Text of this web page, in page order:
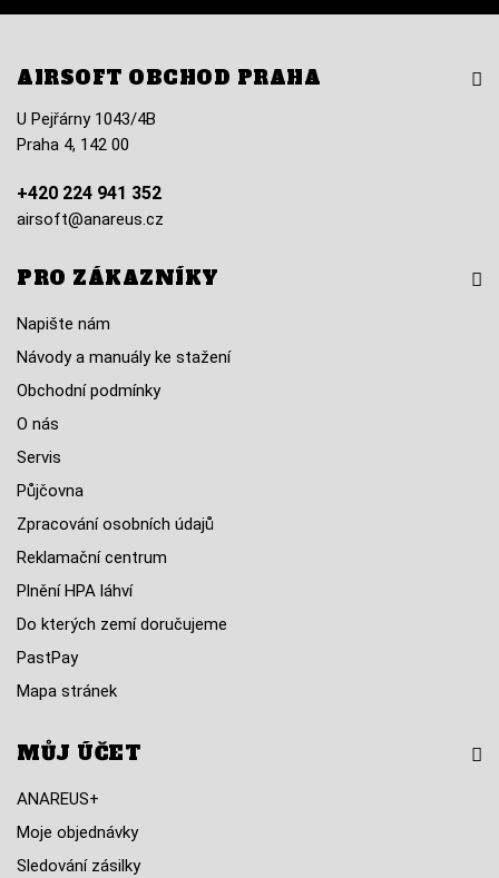
AIRSOFT OBCHOD PRAHA
U Pejřárny 1043/4B
Praha 4, 142 00
+420 224 941 352
airsoft@anareus.cz
PRO ZÁKAZNÍKY
Napište nám
Návody a manuály ke stažení
Obchodní podmínky
O nás
Servis
Půjčovna
Zpracování osobních údajů
Reklamační centrum
Plnění HPA láhví
Do kterých zemí doručujeme
PastPay
Mapa stránek
MŮJ ÚČET
ANAREUS+
Moje objednávky
Sledování zásilky